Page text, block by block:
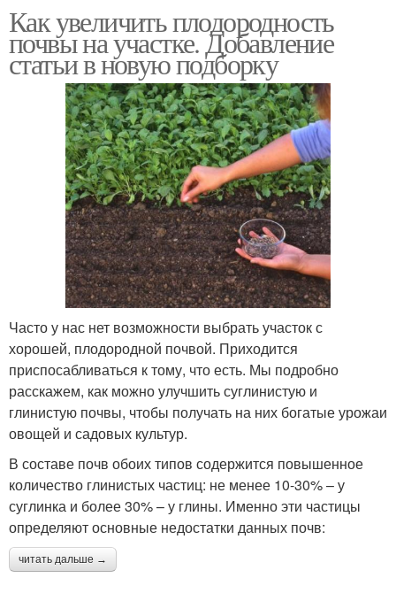
Как увеличить плодородность
почвы на участке. Добавление
статьи в новую подборку
Часто у нас нет возможности выбрать участок с
хорошей, плодородной почвой. Приходится
приспосабливаться к тому, что есть. Мы подробно
расскажем, как можно улучшить суглинистую и
глинистую почвы, чтобы получать на них богатые урожаи
овощей и садовых культур.
В составе почв обоих типов содержится повышенное
количество глинистых частиц: не менее 10-30% – у
суглинка и более 30% – у глины. Именно эти частицы
определяют основные недостатки данных почв:
читать дальше →